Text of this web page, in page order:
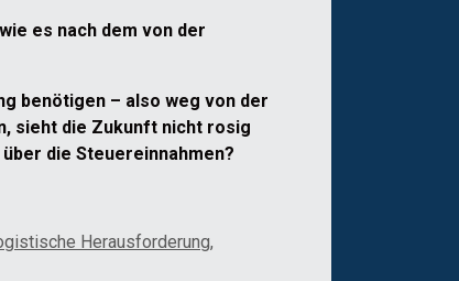
es nach dem von der
benötigen – also weg von der
sieht die Zukunft nicht rosig
die Steuereinnahmen?
Herausforderung,